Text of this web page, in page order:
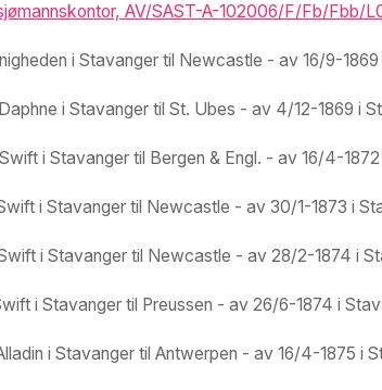
AV/SAST-A-102006/F/Fb/Fbb/
i Stavanger til Newcastle - av 16/9-
i Stavanger til St. Ubes - av 4/12-1869 i
i Stavanger til Bergen & Engl. - av 16/4-
i Stavanger til Newcastle - av 30/1-1873 i
i Stavanger til Newcastle - av 28/2-1874 i
i Stavanger til Preussen - av 26/6-1874 i
i Stavanger til Antwerpen - av 16/4-1875 i